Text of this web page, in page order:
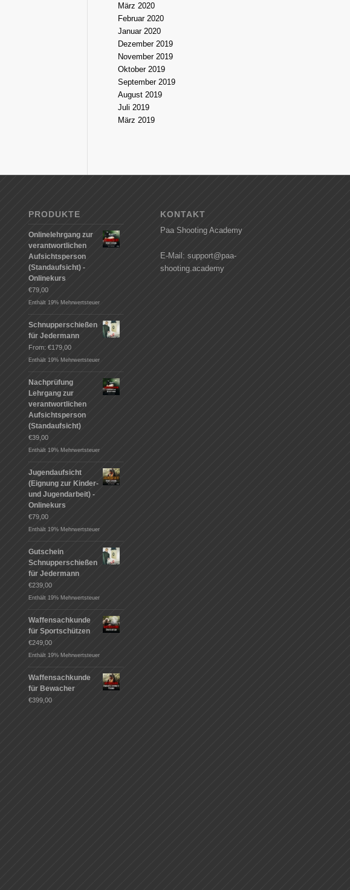
März 2020
Februar 2020
Januar 2020
Dezember 2019
November 2019
Oktober 2019
September 2019
August 2019
Juli 2019
März 2019
PRODUKTE
Onlinelehrgang zur
verantwortlichen
Aufsichtsperson
(Standaufsicht) -
Onlinekurs
€79,00
Enthält 19% Mehrwertsteuer
Schnupperschießen
für Jedermann
From:€179,00
Enthält 19% Mehrwertsteuer
Nachprüfung
Lehrgang zur
verantwortlichen
Aufsichtsperson
(Standaufsicht)
€39,00
Enthält 19% Mehrwertsteuer
Jugendaufsicht
(Eignung zur Kinder-
und Jugendarbeit) -
Onlinekurs
€79,00
Enthält 19% Mehrwertsteuer
Gutschein
Schnupperschießen
für Jedermann
€239,00
Enthält 19% Mehrwertsteuer
Waffensachkunde
für Sportschützen
€249,00
Enthält 19% Mehrwertsteuer
Waffensachkunde
für Bewacher
€399,00
KONTAKT
Paa Shooting Academy
E-Mail: support@paa-
shooting.academy